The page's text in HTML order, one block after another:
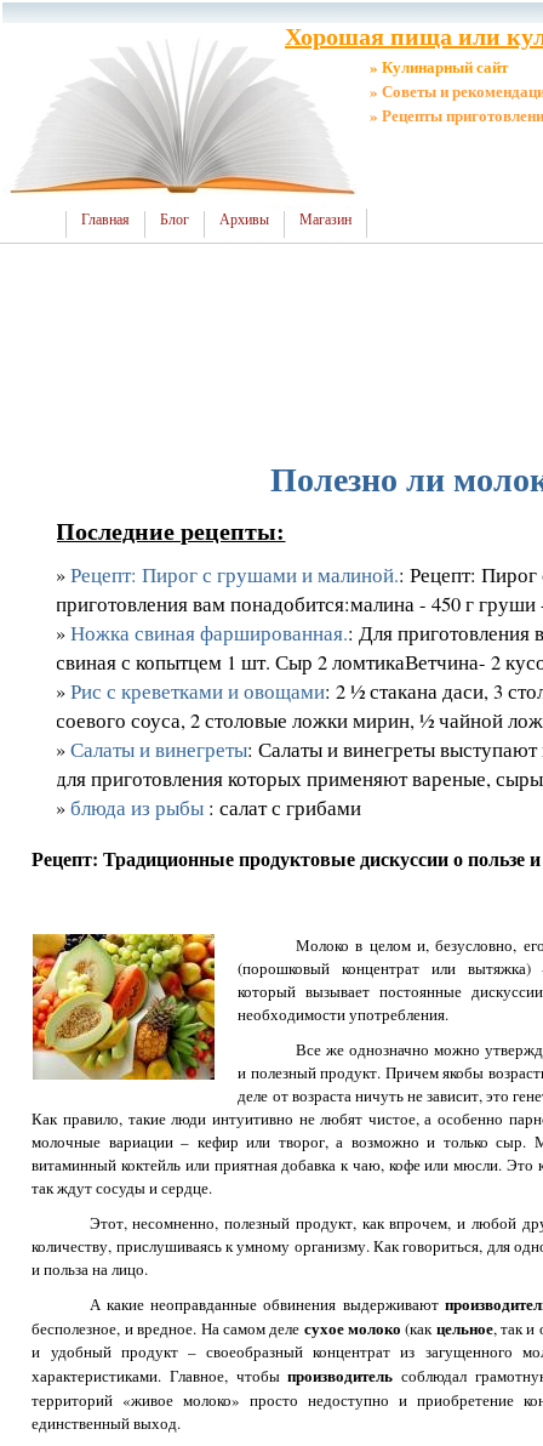
Хорошая пища или
» Кулинарный сайт
» Советы и
» Рецепты
Главная Блог Архивы Магазин
Полезно ли
Последние рецепты:
»Рецепт: Пирог с грушами и малиной.: Рецепт:
приготовления вам понадобится:малина - 450 г груши
»Ножка свиная фаршированная.: Для
свиная с копытцем 1 шт. Сыр 2 ломтикаВетчина- 2
»Рис с креветками и овощами: 2 ½ стакана даси, 3
соевого соуса, 2 столовые ложки мирин, ½ чайной
»Салаты и винегреты: Салаты и винегреты
для приготовления которых применяют вареные,
»блюда из рыбы : салат с грибами
Рецепт: Традиционные продуктовые дискуссии о пользе
Молоко в целом и, безусловно,
(порошковый концентрат или вытяжка)
который вызывает постоянные
необходимости употребления.
Все же однозначно можно
и полезный продукт. Причем якобы
деле от возраста ничуть не зависит, это
Как правило, такие люди интуитивно не любят чистое, а особенно
молочные вариации – кефир или творог, а возможно и только сыр.
витаминный коктейль или приятная добавка к чаю, кофе или мюсли. Это
так ждут сосуды и сердце.
Этот, несомненно, полезный продукт, как впрочем, и любой
количеству, прислушиваясь к умному организму. Как говориться, для
и польза на лицо.
А какие неоправданные обвинения выдерживают
бесполезное, и вредное. На самом деле сухое молоко (какцельное, так и
и удобный продукт – своеобразный концентрат из загущенного
характеристиками. Главное, чтобыпроизводитель соблюдал
территорий «живое молоко» просто недоступно и приобретение
единственный выход.